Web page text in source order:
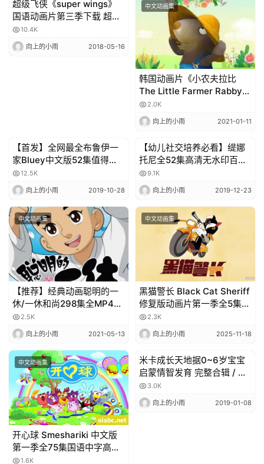
中文动画集
超级飞侠《super wings》
国语动画片第三季下载 超清
1080P 中文字幕
10.4K
向上的小雨 2018-05-16
中文动画集
韩国动画片《小农夫拉比
The Little Farmer Rabby》
全52集 国语中字 百度网盘免
费下载
2.0K
向上的小雨 2021-01-11
中文动画集
【首发】全网最全布鲁伊一
家Bluey中文版52集值得
90%的爸爸学习
12.5K
向上的小雨 2019-10-28
中文动画集
【幼儿社交培养必看】缇娜
托尼全52集高清无水印百度
网盘下载
9.1K
向上的小雨 2019-12-23
中文动画集
【推荐】经典动画聪明的一
休/一休和尚298集全MP4格
式百度网盘下载
2.5K
向上的小雨 2021-05-13
中文动画集
黑猫警长 Black Cat Sheriff
修复版动画片第一季全5集国
语高清1080P视频MP4下载
2.3K
向上的小雨 2025-11-18
中文动画集
开心球 Smeshariki 中文版
第一季全75集国语中字高清
720P视频MP4网盘下载
1.6K
中文动画集
米卡成长天地据0~6岁宝宝
启蒙情智发育 完整合辑 / 百
度网盘
3.0K
向上的小雨 2019-01-08